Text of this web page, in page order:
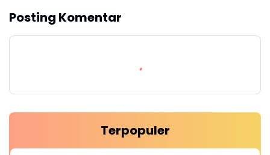
Posting Komentar
Terpopuler